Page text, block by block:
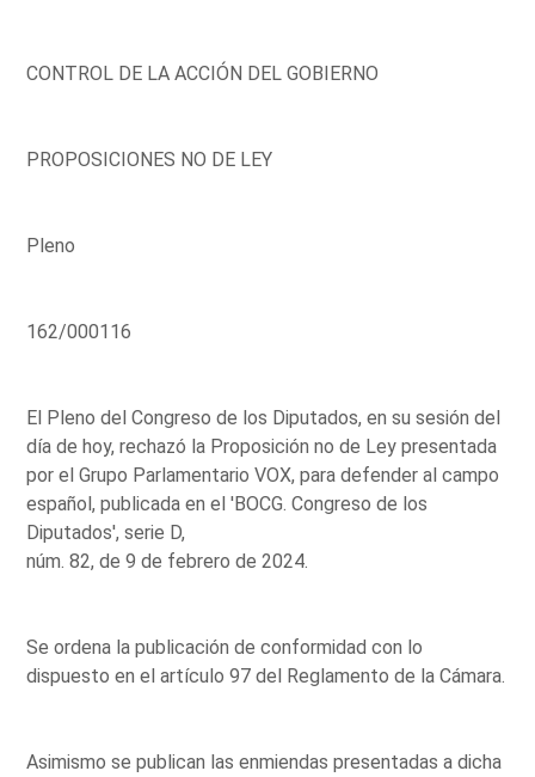
CONTROL DE LA ACCIÓN DEL GOBIERNO
PROPOSICIONES NO DE LEY
Pleno
162/000116
El Pleno del Congreso de los Diputados, en su sesión del
día de hoy, rechazó la Proposición no de Ley presentada
por el Grupo Parlamentario VOX, para defender al campo
español, publicada en el 'BOCG. Congreso de los
Diputados', serie D,
núm. 82, de 9 de febrero de 2024.
Se ordena la publicación de conformidad con lo
dispuesto en el artículo 97 del Reglamento de la Cámara.
Asimismo se publican las enmiendas presentadas a dicha